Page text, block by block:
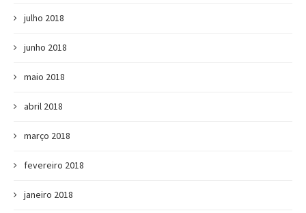
julho 2018
junho 2018
maio 2018
abril 2018
março 2018
fevereiro 2018
janeiro 2018